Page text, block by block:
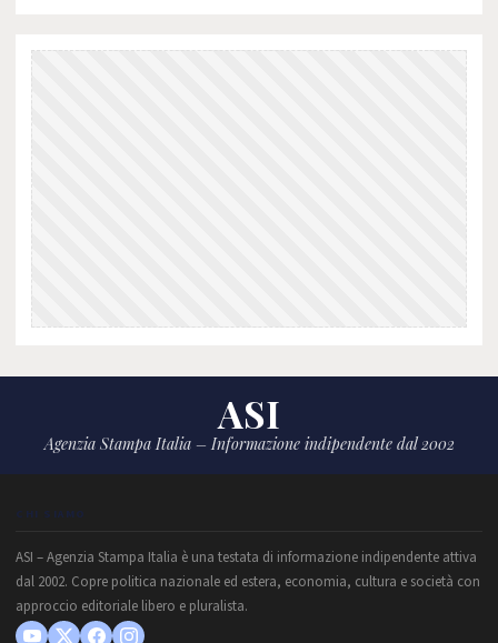
ASI
Agenzia Stampa Italia – Informazione indipendente dal 2002
CHI SIAMO
ASI – Agenzia Stampa Italia è una testata di informazione indipendente attiva
dal 2002. Copre politica nazionale ed estera, economia, cultura e società con
approccio editoriale libero e pluralista.